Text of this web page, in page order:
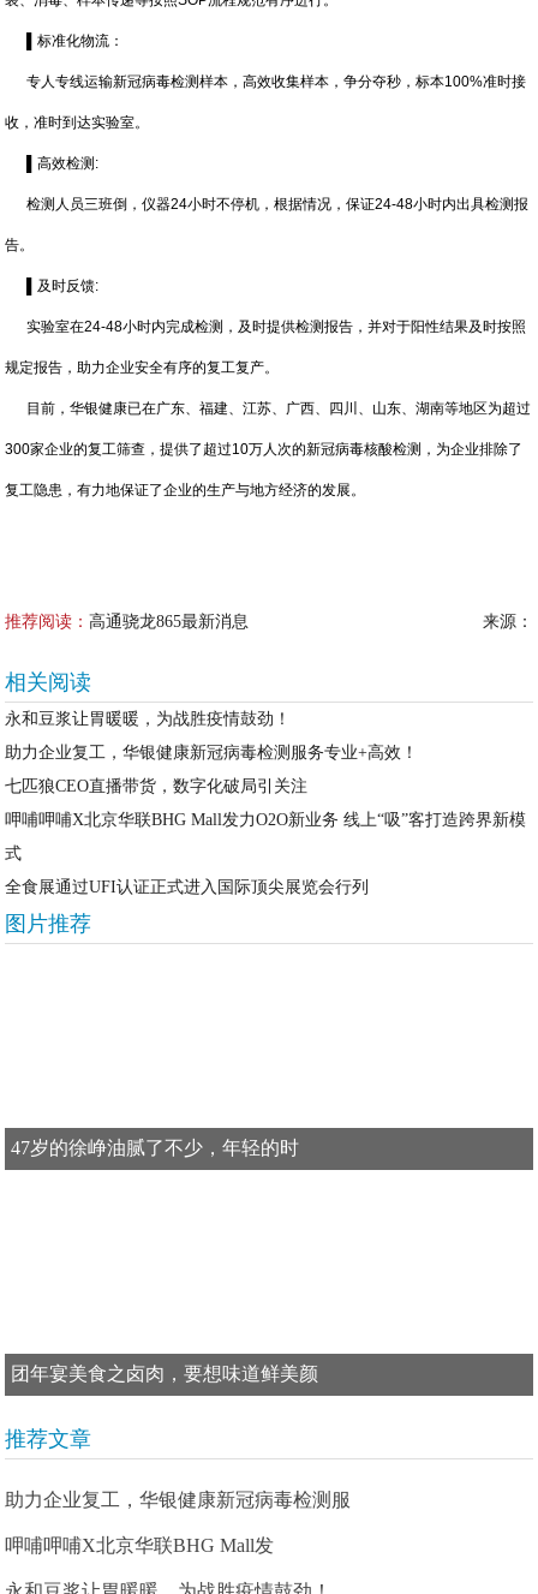
▌标准化物流：
专人专线运输新冠病毒检测样本，高效收集样本，争分夺秒，标本100%准时接
收，准时到达实验室。
▌高效检测:
检测人员三班倒，仪器24小时不停机，根据情况，保证24-48小时内出具检测报
告。
▌及时反馈:
实验室在24-48小时内完成检测，及时提供检测报告，并对于阳性结果及时按照
规定报告，助力企业安全有序的复工复产。
目前，华银健康已在广东、福建、江苏、广西、四川、山东、湖南等地区为超过
300家企业的复工筛查，提供了超过10万人次的新冠病毒核酸检测，为企业排除了
复工隐患，有力地保证了企业的生产与地方经济的发展。
推荐阅读：高通骁龙865最新消息 来源：
相关阅读
永和豆浆让胃暖暖，为战胜疫情鼓劲！
助力企业复工，华银健康新冠病毒检测服务专业+高效！
七匹狼CEO直播带货，数字化破局引关注
呷哺呷哺X北京华联BHG Mall发力O2O新业务 线上“吸”客打造跨界新模
式
全食展通过UFI认证正式进入国际顶尖展览会行列
图片推荐
47岁的徐峥油腻了不少，年轻的时
团年宴美食之卤肉，要想味道鲜美颜
推荐文章
助力企业复工，华银健康新冠病毒检测服
呷哺呷哺X北京华联BHG Mall发